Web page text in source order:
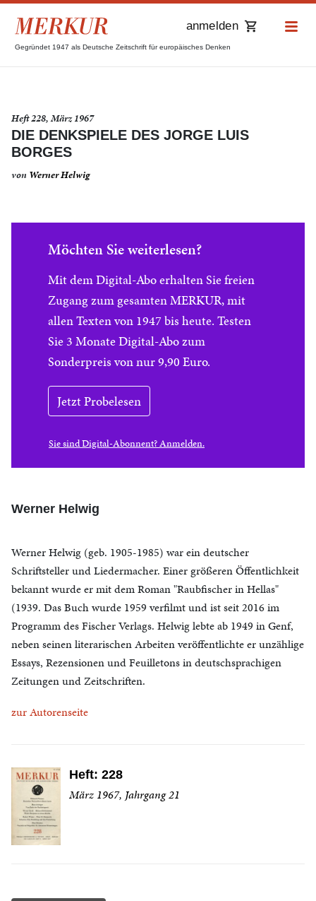
Gegründet 1947 als Deutsche Zeitschrift für europäisches Denken
anmelden
Heft 228, März 1967
DIE DENKSPIELE DES JORGE LUIS
BORGES
von Werner Helwig
Möchten Sie weiterlesen?
Mit dem Digital-Abo erhalten Sie freien
Zugang zum gesamten MERKUR, mit
allen Texten von 1947 bis heute. Testen
Sie 3 Monate Digital-Abo zum
Sonderpreis von nur 9,90 Euro.
Jetzt Probelesen
Sie sind Digital-Abonnent? Anmelden.
Werner Helwig
Werner Helwig (geb. 1905-1985) war ein deutscher
Schriftsteller und Liedermacher. Einer größeren Öffentlichkeit
bekannt wurde er mit dem Roman "Raubfischer in Hellas"
(1939. Das Buch wurde 1959 verfilmt und ist seit 2016 im
Programm des Fischer Verlags. Helwig lebte ab 1949 in Genf,
neben seinen literarischen Arbeiten veröffentlichte er unzählige
Essays, Rezensionen und Feuilletons in deutschsprachigen
Zeitungen und Zeitschriften.
zur Autorenseite
Heft: 228
März 1967, Jahrgang 21